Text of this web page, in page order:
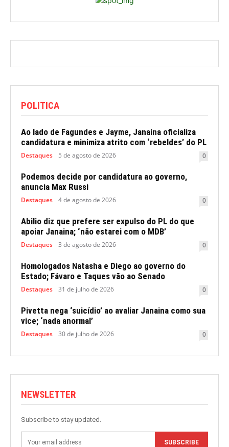
POLITICA
Ao lado de Fagundes e Jayme, Janaina oficializa
candidatura e minimiza atrito com ‘rebeldes’ do PL
Destaques 5 de agosto de 2026 0
Podemos decide por candidatura ao governo,
anuncia Max Russi
Destaques 4 de agosto de 2026 0
Abilio diz que prefere ser expulso do PL do que
apoiar Janaina; ‘não estarei com o MDB’
Destaques 3 de agosto de 2026 0
Homologados Natasha e Diego ao governo do
Estado; Fávaro e Taques vão ao Senado
Destaques 31 de julho de 2026 0
Pivetta nega ‘suicídio’ ao avaliar Janaina como sua
vice; ‘nada anormal’
Destaques 30 de julho de 2026 0
NEWSLETTER
Subscribe to stay updated.
SUBSCRIBE